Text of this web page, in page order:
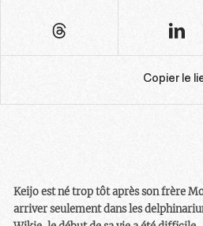
Copier le
Keijo est né trop tôt après son frère
arriver seulement dans les